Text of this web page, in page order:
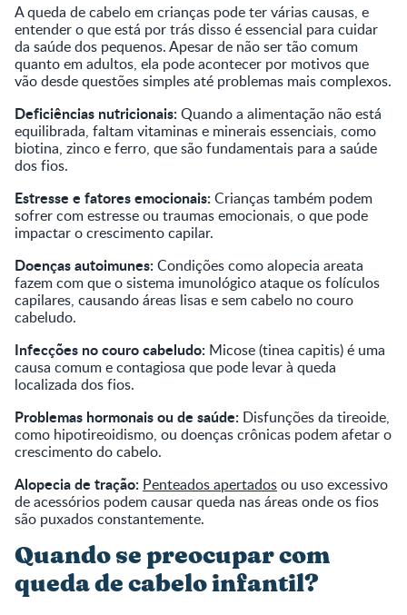
A queda de cabelo em crianças pode ter várias causas, e
entender o que está por trás disso é essencial para cuidar
da saúde dos pequenos. Apesar de não ser tão comum
quanto em adultos, ela pode acontecer por motivos que
vão desde questões simples até problemas mais complexos.
Deficiências nutricionais:Quando a alimentação não está
equilibrada, faltam vitaminas e minerais essenciais, como
biotina, zinco e ferro, que são fundamentais para a saúde
dos fios.
Estresse e fatores emocionais:Crianças também podem
sofrer com estresse ou traumas emocionais, o que pode
impactar o crescimento capilar.
Doenças autoimunes:Condições como alopecia areata
fazem com que o sistema imunológico ataque os folículos
capilares, causando áreas lisas e sem cabelo no couro
cabeludo.
Infecções no couro cabeludo: Micose (tinea capitis) é uma
causa comum e contagiosa que pode levar à queda
localizada dos fios.
Problemas hormonais ou de saúde: Disfunções da tireoide,
como hipotireoidismo, ou doenças crônicas podem afetar o
crescimento do cabelo.
Alopecia de tração: Penteados apertadosou uso excessivo
de acessórios podem causar queda nas áreas onde os fios
são puxados constantemente.
Quando se preocupar com
queda de cabelo infantil?